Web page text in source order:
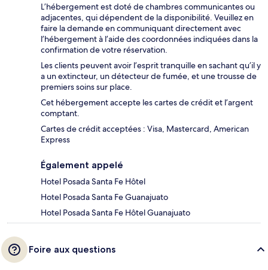
L’hébergement est doté de chambres communicantes ou
adjacentes, qui dépendent de la disponibilité. Veuillez en
faire la demande en communiquant directement avec
l’hébergement à l’aide des coordonnées indiquées dans la
confirmation de votre réservation.
Les clients peuvent avoir l’esprit tranquille en sachant qu’il y
a un extincteur, un détecteur de fumée, et une trousse de
premiers soins sur place.
Cet hébergement accepte les cartes de crédit et l’argent
comptant.
Cartes de crédit acceptées : Visa, Mastercard, American
Express
Également appelé
Hotel Posada Santa Fe Hôtel
Hotel Posada Santa Fe Guanajuato
Hotel Posada Santa Fe Hôtel Guanajuato
Foire aux questions